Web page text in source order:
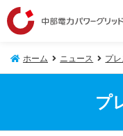
ホーム ニュース プ
プ